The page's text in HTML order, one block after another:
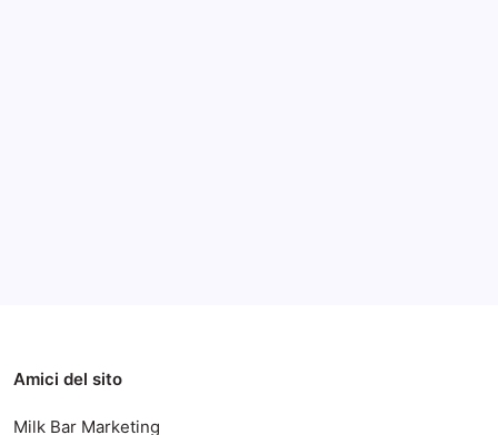
Amici del sito
Milk Bar Marketing